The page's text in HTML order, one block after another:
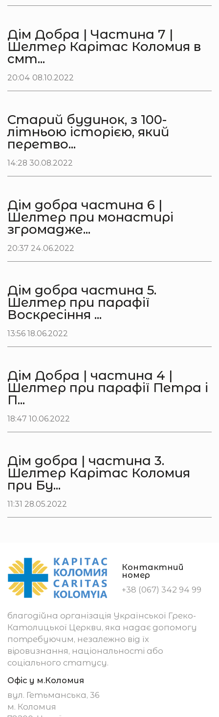
Дім Добра | Частина 7 |
Шелтер Карітас Коломия в
смт...
20:04 08.10.2022
Старий будинок, з 100-
літньою історією, який
перетво...
14:28 30.08.2022
Дім добра частина 6 |
Шелтер при монастирі
згромадже...
20:37 24.06.2022
Дім добра частина 5.
Шелтер при парафії
Воскресіння ...
13:56 18.06.2022
Дім Добра | частина 4 |
Шелтер при парафії Петра і
П...
18:47 10.06.2022
Дім добра | частина 3.
Шелтер Карітас Коломия
при Бу...
11:31 28.05.2022
Контактний
номер
+38 (067) 342 94 99
благодійна організація Української Греко-
Католицької Церкви, яка надає допомогу
потребуючим, незалежно від їх
віровизнання, національності або
соціального статусу.
Офіс у м.Коломия
вул. Гетьманська, 36
м. Коломия